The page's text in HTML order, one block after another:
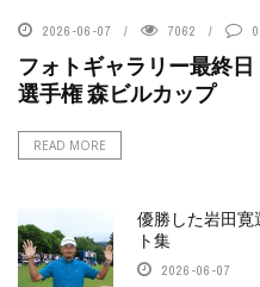
2026-06-07 7062 0
フォトギャラリー最終
選手権 森ビルカップ
READ MORE
優勝した岩田寛
ト集
2026-06-07